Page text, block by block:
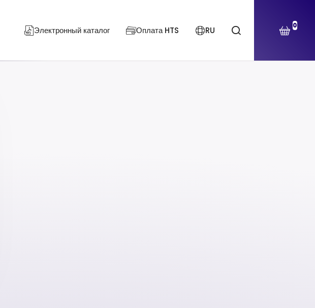
Электронный каталог Оплата HTS RU 0